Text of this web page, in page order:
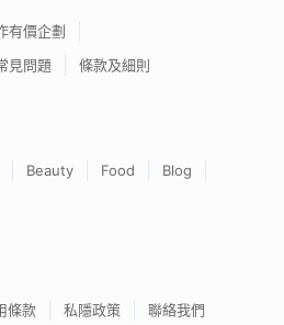
有價企劃
見問題 條款及細則
Beauty Food
Blog
條款 私隱政策 聯絡我們